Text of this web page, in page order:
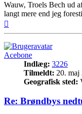
Wauw, Troels Bech ud
langt mere end jeg
Acebone
Indlæg: 3226
Tilmeldt: 20. maj
Geografisk sted:
Re: Brøndbys